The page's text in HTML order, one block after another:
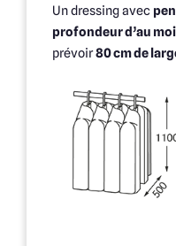
Un dressing avec
profondeur d’au
prévoir80 cm de